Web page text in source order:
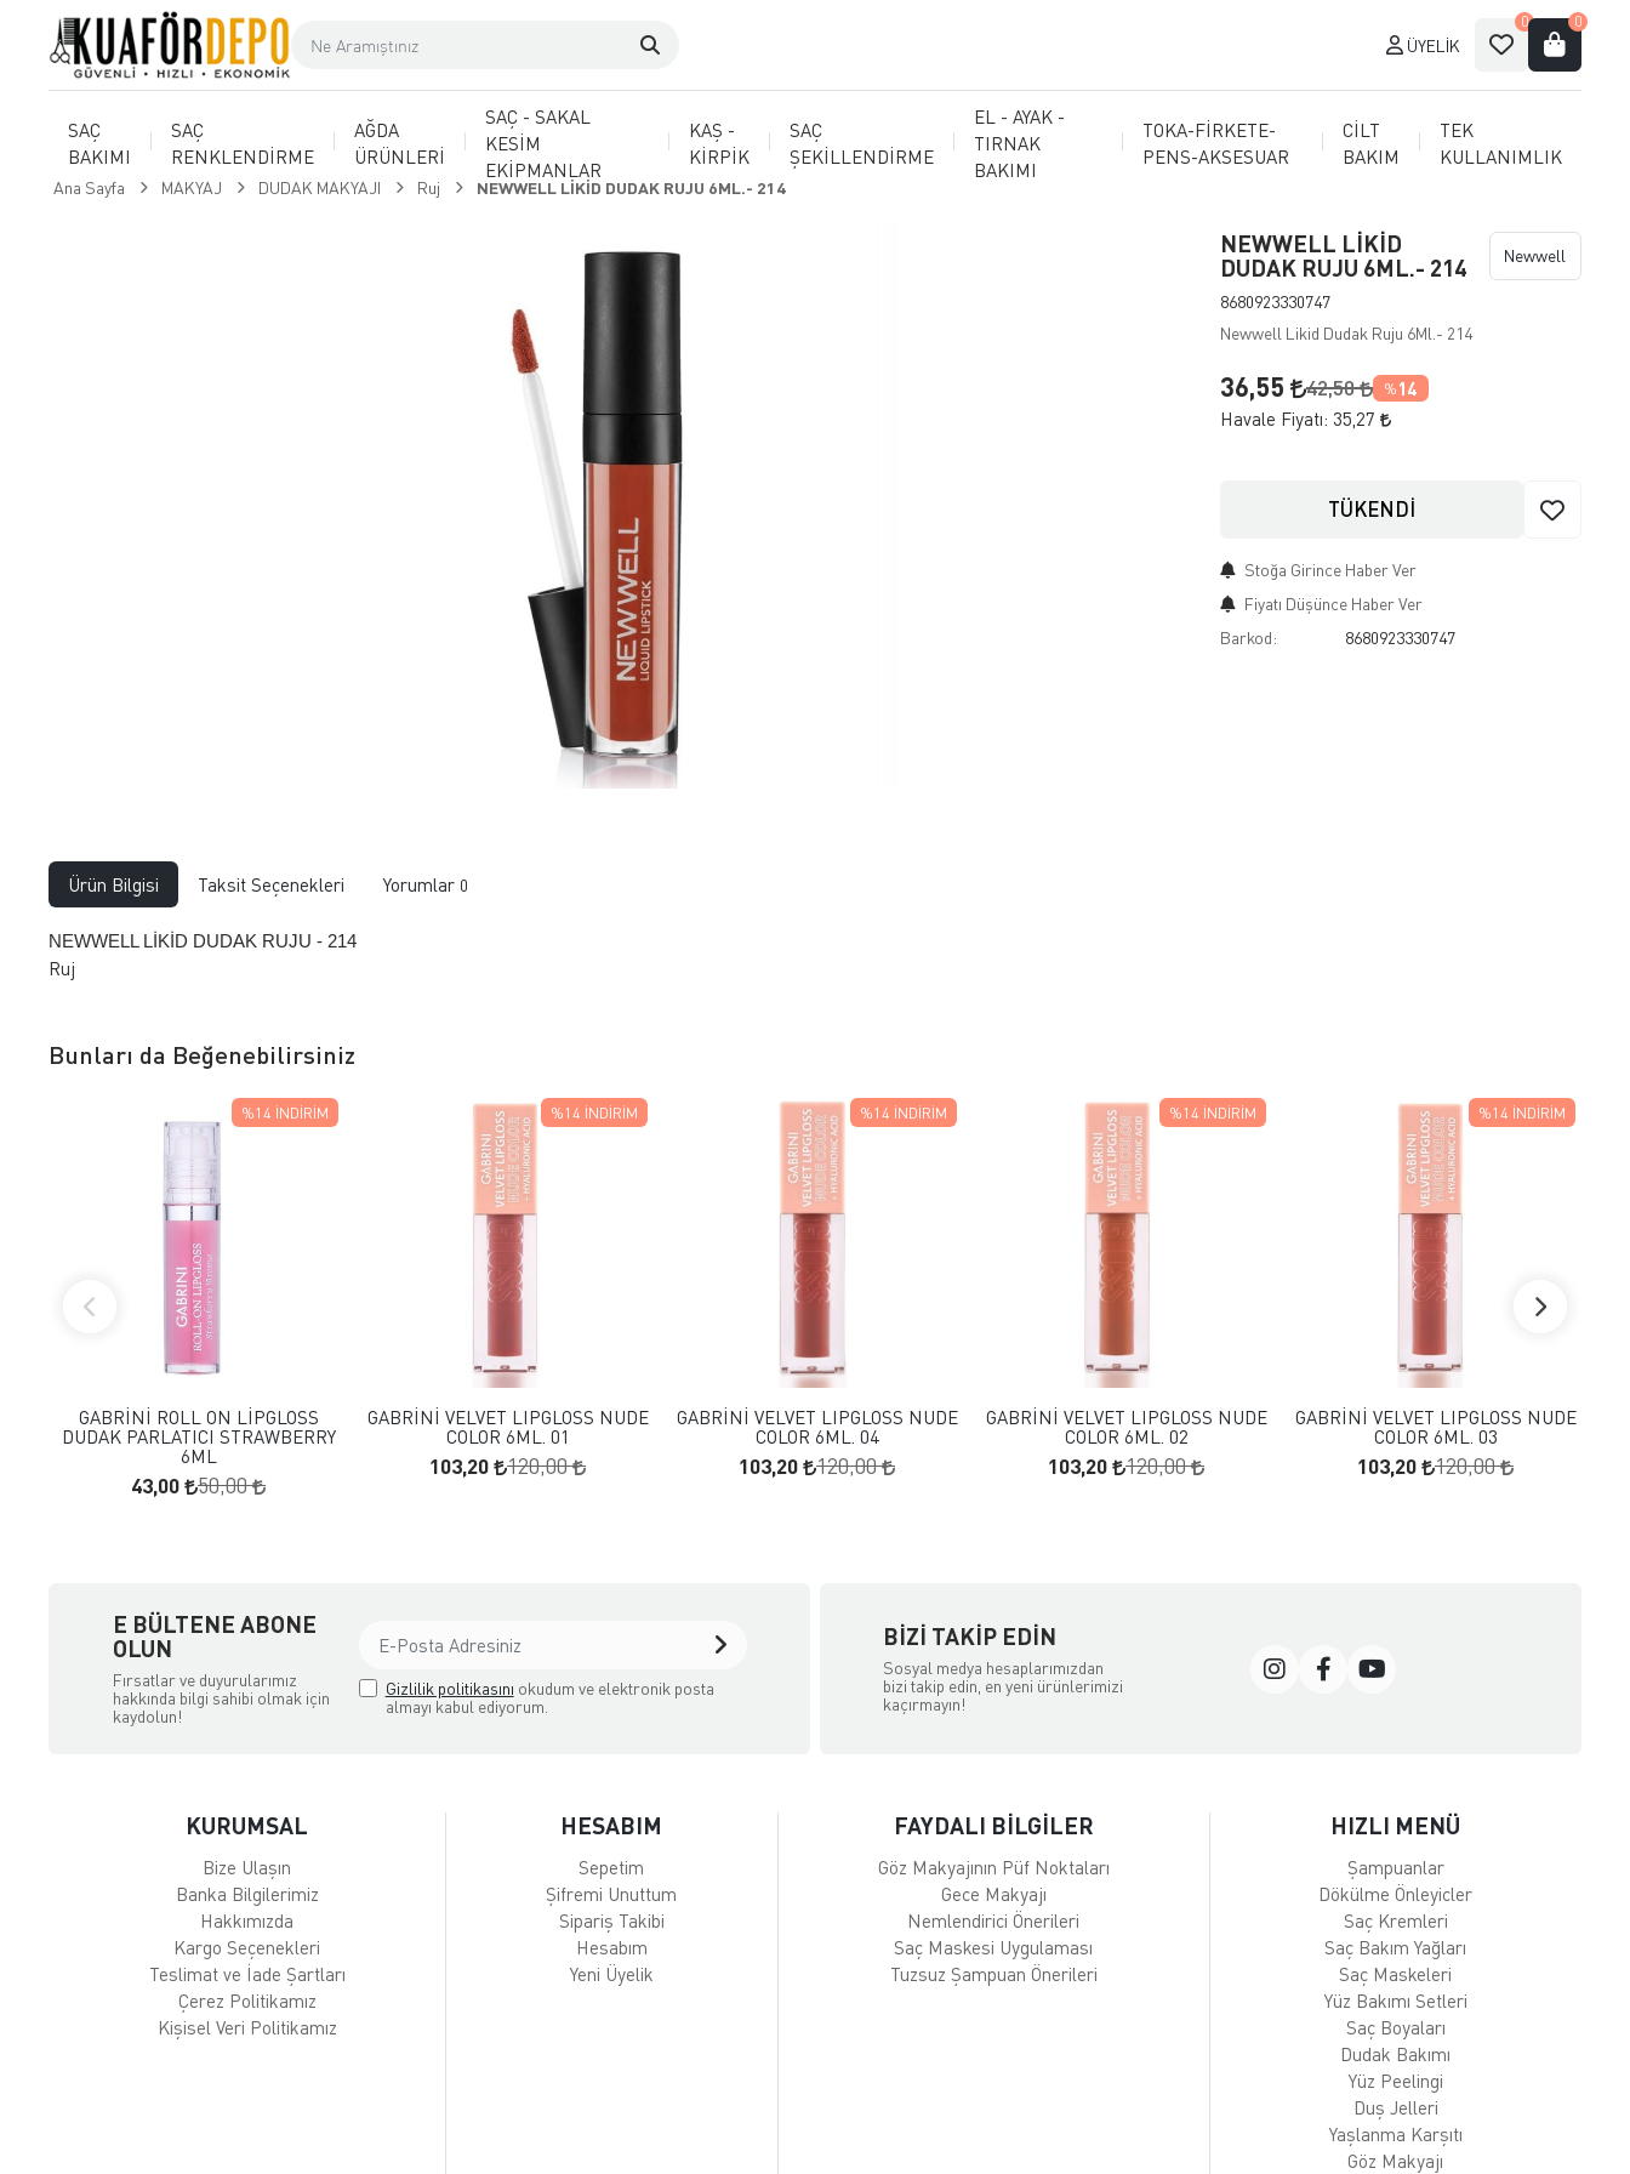
ÜYELIK
0 0
SAÇ
BAKIMI
SAÇ
RENKLENDİRME
AĞDA
ÜRÜNLERİ
SAÇ - SAKAL
KESİM
EKİPMANLAR
KAŞ -
KİRPİK
SAÇ
ŞEKİLLENDİRME
EL - AYAK -
TIRNAK
BAKIMI
TOKA-FİRKETE-
PENS-AKSESUAR
CİLT
BAKIM
TEK
KULLANIMLIK
Ana Sayfa MAKYAJ DUDAK MAKYAJI Ruj NEWWELL LİKİD DUDAK RUJU 6ML.- 214
NEWWELL LİKİD
DUDAK RUJU 6ML.- 214
8680923330747
Newwell
Newwell Likid Dudak Ruju 6Ml.- 214
36,55 42,50 % 14
Havale Fiyatı: 35,27
TÜKENDİ
Stoğa Girince Haber Ver
Fiyatı Düşünce Haber Ver
Barkod:
8680923330747
Ürün Bilgisi Taksit Seçenekleri Yorumlar 0
NEWWELL LİKİD DUDAK RUJU - 214
Ruj
Bunları da Beğenebilirsiniz
FAVORILERE EKLE
SEPETE EKLE
GABRİNİ ROLL ON LİPGLOSS
DUDAK PARLATICI STRAWBERRY
6ML
43,00 50,00
%14 İNDIRIM
FAVORILERE EKLE
GABRİNİ VELVET LIPGLOSS NUDE
COLOR 6ML. 01
103,20 120,00
%14 İNDIRIM
FAVORILERE EKLE
GABRİNİ VELVET LIPGLOSS NUDE
COLOR 6ML. 04
103,20 120,00
%14 İNDIRIM
FAVORILERE EKLE
GABRİNİ VELVET LIPGLOSS NUDE
COLOR 6ML. 02
103,20 120,00
%14 İNDIRIM
FAVORILERE EKLE
GABRİNİ VELVET LIPGLOSS NUDE
COLOR 6ML. 03
103,20 120,00
%14 İNDIRIM
E BÜLTENE ABONE
OLUN
Fırsatlar ve duyurularımız
hakkında bilgi sahibi olmak için
kaydolun!
Gizlilik politikasını okudum ve elektronik posta
almayı kabul ediyorum.
BIZI TAKIP EDIN
Sosyal medya hesaplarımızdan
bizi takip edin, en yeni ürünlerimizi
kaçırmayın!
KURUMSAL
Bize Ulaşın
Banka Bilgilerimiz
Hakkımızda
Kargo Seçenekleri
Teslimat ve İade Şartları
Çerez Politikamız
Kişisel Veri Politikamız
HESABIM
Sepetim
Şifremi Unuttum
Sipariş Takibi
Hesabım
Yeni Üyelik
FAYDALI BİLGİLER
Göz Makyajının Püf Noktaları
Gece Makyajı
Nemlendirici Önerileri
Saç Maskesi Uygulaması
Tuzsuz Şampuan Önerileri
HIZLI MENÜ
Şampuanlar
Dökülme Önleyicler
Saç Kremleri
Saç Bakım Yağları
Saç Maskeleri
Yüz Bakımı Setleri
Saç Boyaları
Dudak Bakımı
Yüz Peelingi
Duş Jelleri
Yaşlanma Karşıtı
Göz Makyajı